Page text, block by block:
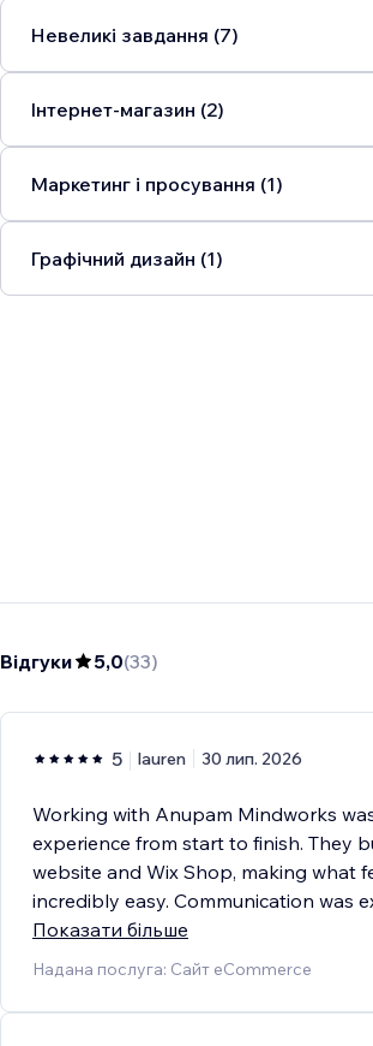
Невеликі завдання (7)
Інтернет-магазин (2)
Маркетинг і просування (1)
Графічний дизайн (1)
Відгуки 5,0(33)
5 lauren 30 лип. 2026
Working with Anupam Mindworks
experience from start to finish. They
website and Wix Shop, making what
incredibly easy. Communication was
Показати більше
Надана послуга: Сайт eCommerce